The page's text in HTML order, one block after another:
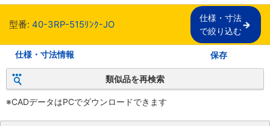
型番: 40-3RP-515ﾘﾝｸ-JO
仕様・寸法
で絞り込む
仕様・寸法情報 保存
類似品を再検索
※CADデータはPCでダウンロードできます